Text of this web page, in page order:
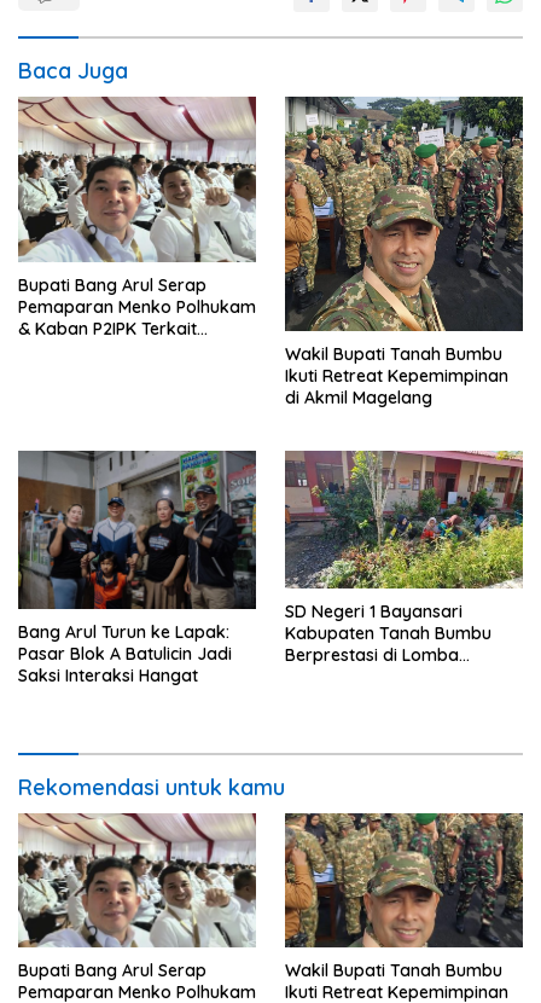
Baca Juga
Bupati Bang Arul Serap
Pemaparan Menko Polhukam
& Kaban P2IPK Terkait
Wakil Bupati Tanah Bumbu
Ikuti Retreat Kepemimpinan
di Akmil Magelang
Bang Arul Turun ke Lapak:
Pasar Blok A Batulicin Jadi
Saksi Interaksi Hangat
SD Negeri 1 Bayansari
Kabupaten Tanah Bumbu
Berprestasi di Lomba
Rekomendasi untuk kamu
Bupati Bang Arul Serap
Pemaparan Menko Polhukam
Wakil Bupati Tanah Bumbu
Ikuti Retreat Kepemimpinan